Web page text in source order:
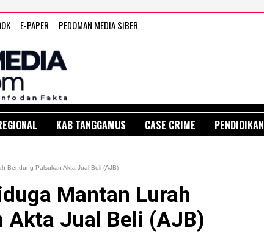
E-PAPER PEDOMAN MEDIA SIBER
KAB TANGGAMUS CASE CRIME PENDIDIKAN
Bendung Palsukan Akta Jual Beli (AJB)
Mantan Lurah
Akta Jual Beli (AJB)